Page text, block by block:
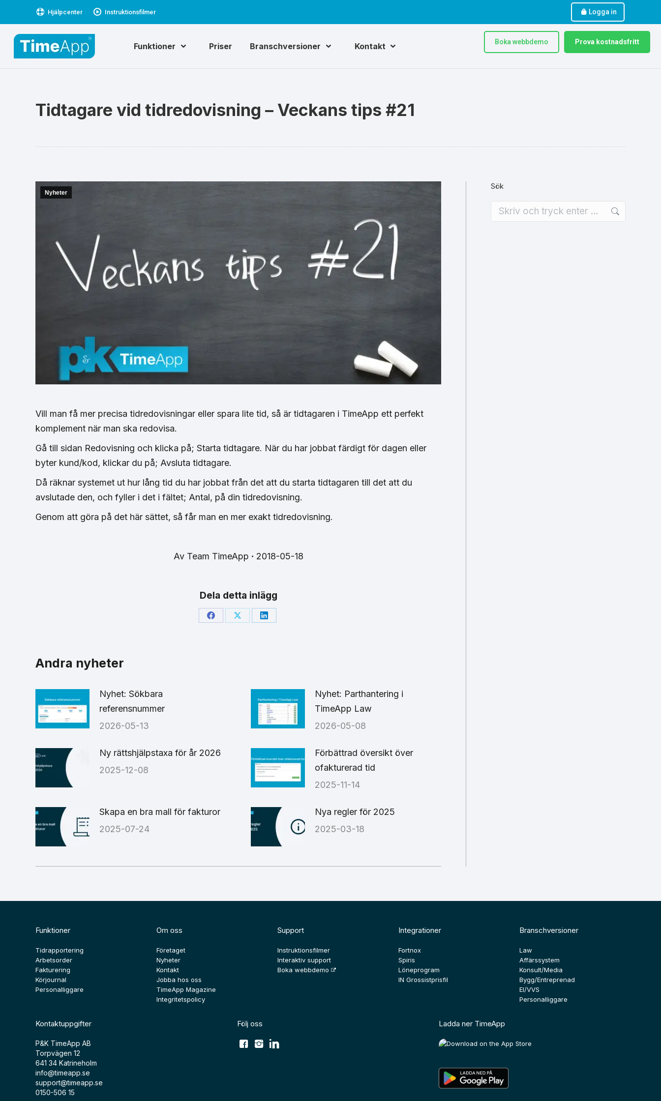
Hjälpcenter Instruktionsfilmer Logga in
Funktioner Priser Branschversioner Kontakt Boka webbdemo Prova kostnadsfritt
Tidtagare vid tidredovisning – Veckans tips #21
Nyheter
Vill man få mer precisa tidredovisningar eller spara lite tid, så är tidtagaren i TimeApp ett perfekt
komplement när man ska redovisa.
Gå till sidan Redovisning och klicka på; Starta tidtagare. När du har jobbat färdigt för dagen eller
byter kund/kod, klickar du på; Avsluta tidtagare.
Då räknar systemet ut hur lång tid du har jobbat från det att du starta tidtagaren till det att du
avslutade den, och fyller i det i fältet; Antal, på din tidredovisning.
Genom att göra på det här sättet, så får man en mer exakt tidredovisning.
Av Team TimeApp 2018-05-18
Dela detta inlägg
Share Share Share
Andra nyheter
Nyhet: Sökbara
referensnummer
2026-05-13
Nyhet: Parthantering i
TimeApp Law
2026-05-08
Ny rättshjälpstaxa för år 2026
2025-12-08
Förbättrad översikt över
ofakturerad tid
2025-11-14
Skapa en bra mall för fakturor
2025-07-24
Nya regler för 2025
2025-03-18
Sök
Funktioner
Tidrapportering
Arbetsorder
Fakturering
Körjournal
Personalliggare
Om oss
Företaget
Nyheter
Kontakt
Jobba hos oss
TimeApp Magazine
Integritetspolicy
Support
Instruktionsfilmer
Interaktiv support
Boka webbdemo
Integrationer
Fortnox
Spiris
Löneprogram
IN Grossistprisfil
Branschversioner
Law
Affärssystem
Konsult/Media
Bygg/Entreprenad
El/VVS
Personalliggare
Kontaktuppgifter
P&K TimeApp AB
Torpvägen 12
641 34 Katrineholm
info@timeapp.se
support@timeapp.se
0150-506 15
Följ oss Ladda ner TimeApp